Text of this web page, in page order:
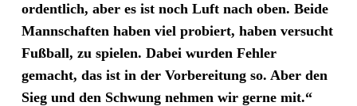
ordentlich, aber es ist noch Luft nach oben. Beide
Mannschaften haben viel probiert, haben versucht
Fußball, zu spielen. Dabei wurden Fehler
gemacht, das ist in der Vorbereitung so. Aber den
Sieg und den Schwung nehmen wir gerne mit.“